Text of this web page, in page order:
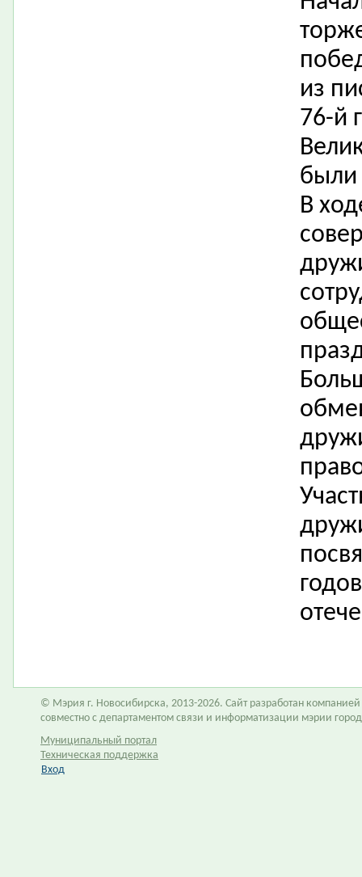
из
76-й
были
В
© Мэрия г. Новосибирска, 2013-2026. Сайт разработан компанией
совместно с департаментом связи и информатизации мэрии
Муниципальный портал
Техническая поддержка
Вход